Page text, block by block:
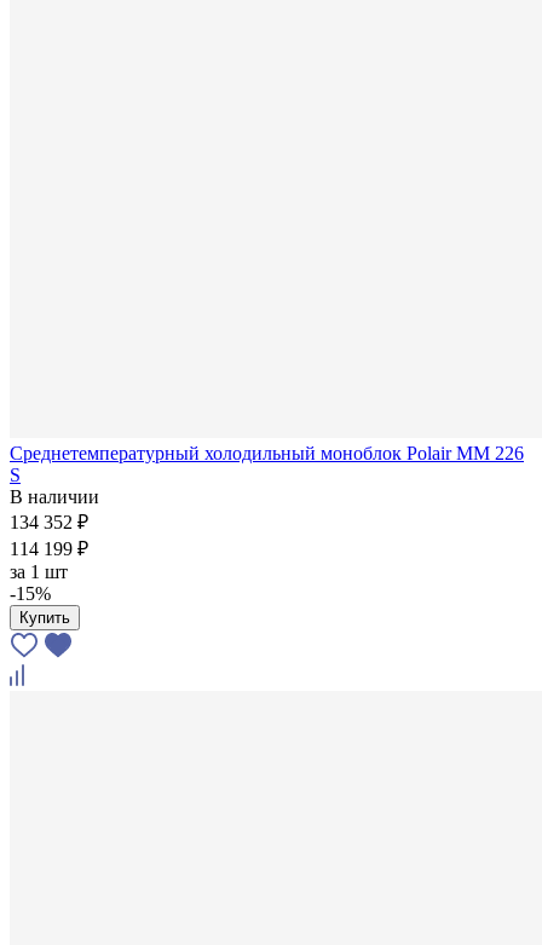
Среднетемпературный холодильный моноблок Polair MM 226
S
В наличии
134 352 ₽
114 199 ₽
за 1 шт
-15%
Купить